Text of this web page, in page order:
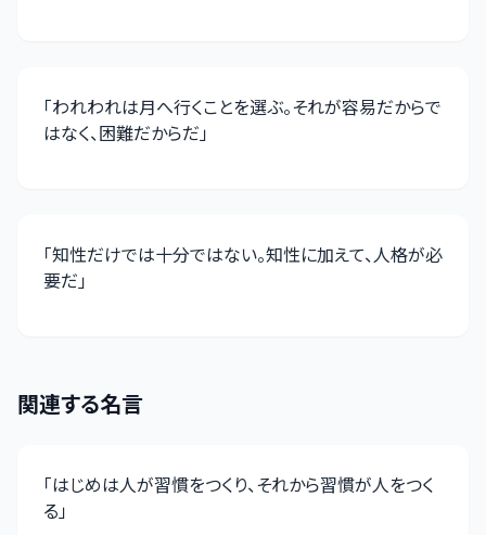
「われわれは月へ行くことを選ぶ。それが容易だからで
はなく、困難だからだ」
「知性だけでは十分ではない。知性に加えて、人格が必
要だ」
関連する名言
「はじめは人が習慣をつくり、それから習慣が人をつく
る」